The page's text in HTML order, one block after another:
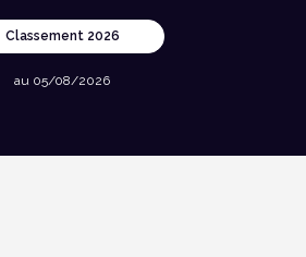
Classement 2026
au 05/08/2026